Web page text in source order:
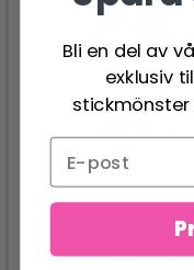
48-15
Bli en del av
exklusiv